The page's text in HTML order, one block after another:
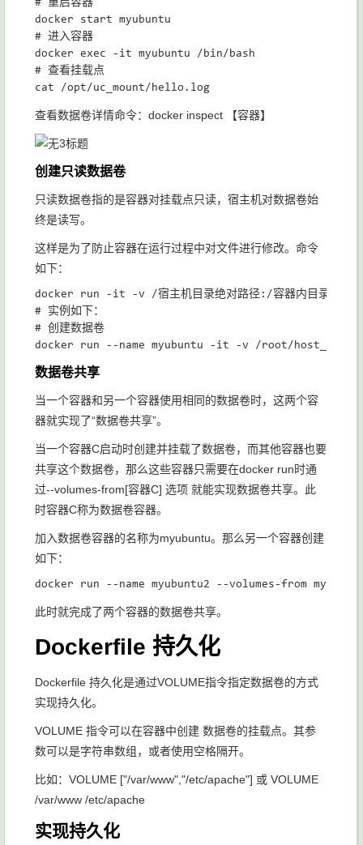
# 重启容器
docker start myubuntu
# 进入容器
docker exec -it myubuntu /bin/bash
# 查看挂载点
查看数据卷详情命令：docker inspect 【容器】
创建只读数据卷
只读数据卷指的是容器对挂载点只读，宿主机对数据卷始
终是读写。
这样是为了防止容器在运行过程中对文件进行修改。命令
如下：
docker run -it -v /宿主机目录绝对路径:/容器内目录绝对
# 实例如下：
# 创建数据卷
数据卷共享
当一个容器和另一个容器使用相同的数据卷时，这两个容
器就实现了“数据卷共享”。
当一个容器C启动时创建并挂载了数据卷，而其他容器也要
共享这个数据卷，那么这些容器只需要在docker run时通
过--volumes-from[容器C] 选项 就能实现数据卷共享。此
时容器C称为数据卷容器。
加入数据卷容器的名称为myubuntu。那么另一个容器创建
如下：
此时就完成了两个容器的数据卷共享。
Dockerfile 持久化
Dockerfile 持久化是通过VOLUME指令指定数据卷的方式
实现持久化。
VOLUME 指令可以在容器中创建 数据卷的挂载点。其参
数可以是字符串数组，或者使用空格隔开。
比如：VOLUME ["/var/www","/etc/apache"] 或 VOLUME
/var/www /etc/apache
实现持久化